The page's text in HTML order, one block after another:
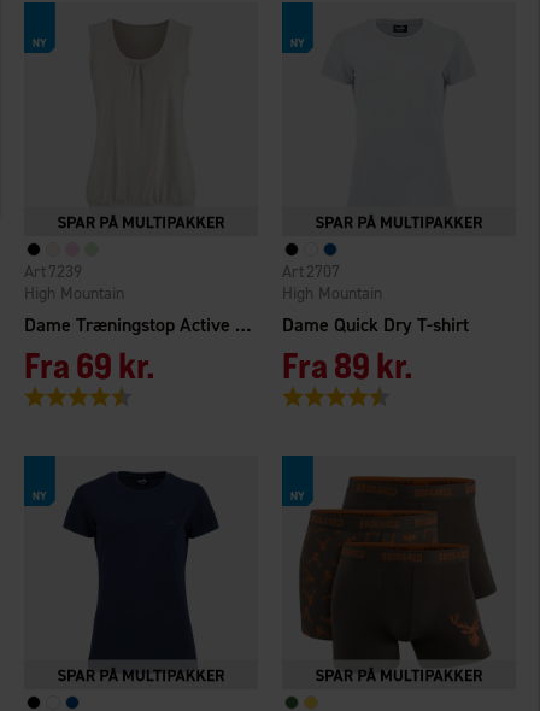
Dame Træningstop Active Relaxed
High Mountain
7239
Fra69 kr.
Vurdering:
Dame Quick Dry T-shirt
High Mountain
2707
Fra89 kr.
Vurdering: